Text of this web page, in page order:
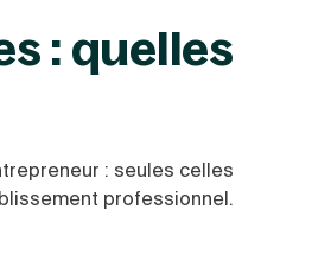
: quelles
: seules celles
professionnel.